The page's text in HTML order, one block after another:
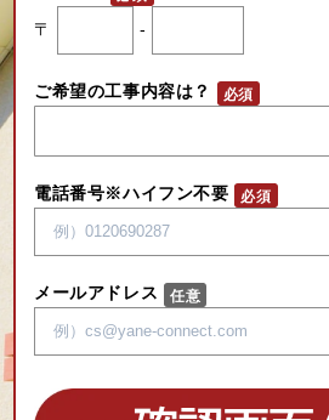
〒
-
ご希望の工事内容は？
電話番号※ハイフン不要
メールアドレス